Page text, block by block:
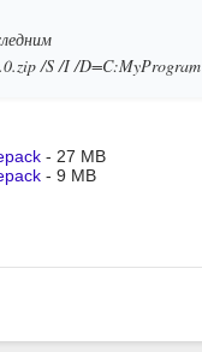
/S /I /D=C:MyProgram
- 27 MB
- 9 MB